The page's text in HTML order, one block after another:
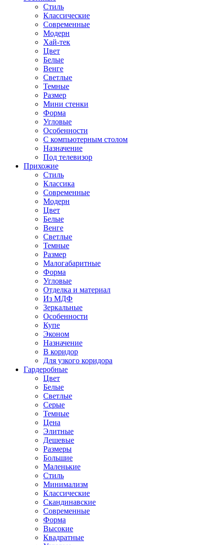
Стиль
Классические
Современные
Модерн
Хай-тек
Цвет
Белые
Венге
Светлые
Темные
Размер
Мини стенки
Форма
Угловые
Особенности
С компьютерным столом
Назначение
Под телевизор
Прихожие
Стиль
Классика
Современные
Модерн
Цвет
Белые
Венге
Светлые
Темные
Размер
Малогабаритные
Форма
Угловые
Отделка и материал
Из МДФ
Зеркальные
Особенности
Купе
Эконом
Назначение
В коридор
Для узкого коридора
Гардеробные
Цвет
Белые
Светлые
Серые
Темные
Цена
Элитные
Дешевые
Размеры
Большие
Маленькие
Стиль
Минимализм
Классические
Скандинавские
Современные
Форма
Высокие
Квадратные